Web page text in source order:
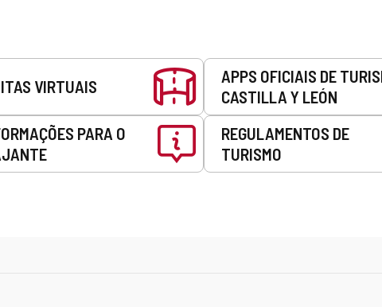
VIRTUAIS
APPS OFICIAIS DE
CASTILLA Y LEÓN
PARA O
REGULAMENTOS DE
TURISMO